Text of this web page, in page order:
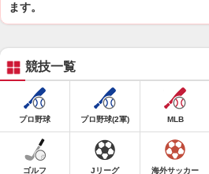
ます。
競技一覧
プロ野球 プロ野球(2軍) MLB
ゴルフ Jリーグ 海外サッカー